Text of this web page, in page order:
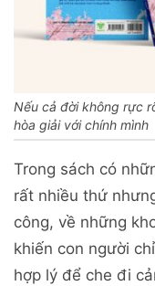
Nếu cả đời không rực
hòa giải với chính mình
Trong sách có
rất nhiều thứ
công, về những
khiến con người
hợp lý để che đi